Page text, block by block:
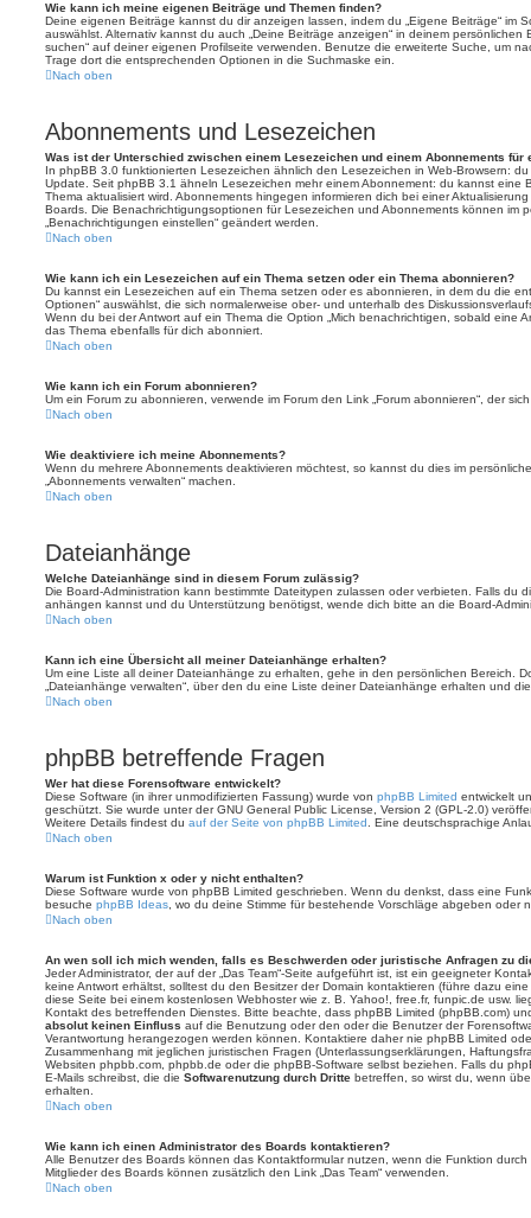
Wie kann ich meine eigenen Beiträge und Themen finden?
Deine eigenen Beiträge kannst du dir anzeigen lassen, indem du „Eigene Beiträge“ im
auswählst. Alternativ kannst du auch „Deine Beiträge anzeigen“ in deinem persönlichen
suchen“ auf deiner eigenen Profilseite verwenden. Benutze die erweiterte Suche, um
Trage dort die entsprechenden Optionen in die Suchmaske ein.
Nach oben
Abonnements und Lesezeichen
Was ist der Unterschied zwischen einem Lesezeichen und einem Abonnements für
In phpBB 3.0 funktionierten Lesezeichen ähnlich den Lesezeichen in Web-Browsern:
Update. Seit phpBB 3.1 ähneln Lesezeichen mehr einem Abonnement: du kannst eine
Thema aktualisiert wird. Abonnements hingegen informieren dich bei einer
Boards. Die Benachrichtigungsoptionen für Lesezeichen und Abonnements können im
„Benachrichtigungen einstellen“ geändert werden.
Nach oben
Wie kann ich ein Lesezeichen auf ein Thema setzen oder ein Thema abonnieren?
Du kannst ein Lesezeichen auf ein Thema setzen oder es abonnieren, in dem du die
Optionen“ auswählst, die sich normalerweise ober- und unterhalb des
Wenn du bei der Antwort auf ein Thema die Option „Mich benachrichtigen, sobald eine
das Thema ebenfalls für dich abonniert.
Nach oben
Wie kann ich ein Forum abonnieren?
Um ein Forum zu abonnieren, verwende im Forum den Link „Forum abonnieren“, der
Nach oben
Wie deaktiviere ich meine Abonnements?
Wenn du mehrere Abonnements deaktivieren möchtest, so kannst du dies im
„Abonnements verwalten“ machen.
Nach oben
Dateianhänge
Welche Dateianhänge sind in diesem Forum zulässig?
Die Board-Administration kann bestimmte Dateitypen zulassen oder verbieten. Falls du
anhängen kannst und du Unterstützung benötigst, wende dich bitte an die Board-
Nach oben
Kann ich eine Übersicht all meiner Dateianhänge erhalten?
Um eine Liste all deiner Dateianhänge zu erhalten, gehe in den persönlichen Bereich.
„Dateianhänge verwalten“, über den du eine Liste deiner Dateianhänge erhalten und
Nach oben
phpBB betreffende Fragen
Wer hat diese Forensoftware entwickelt?
Diese Software (in ihrer unmodifizierten Fassung) wurde von phpBB Limited entwickelt
geschützt. Sie wurde unter der GNU General Public License, Version 2 (GPL-2.0)
Weitere Details findest du auf der Seite von phpBB Limited . Eine deutschsprachige
Nach oben
Warum ist Funktion x oder y nicht enthalten?
Diese Software wurde von phpBB Limited geschrieben. Wenn du denkst, dass eine
besuche phpBB Ideas , wo du deine Stimme für bestehende Vorschläge abgeben oder
Nach oben
An wen soll ich mich wenden, falls es Beschwerden oder juristische Anfragen zu
Jeder Administrator, der auf der „Das Team“-Seite aufgeführt ist, ist ein geeigneter
keine Antwort erhältst, solltest du den Besitzer der Domain kontaktieren (führe dazu eine
diese Seite bei einem kostenlosen Webhoster wie z. B. Yahoo!, free.fr, funpic.de usw.
Kontakt des betreffenden Dienstes. Bitte beachte, dass phpBB Limited (phpBB.com)
absolut keinen Einfluss auf die Benutzung oder den oder die Benutzer der
Verantwortung herangezogen werden können. Kontaktiere daher nie phpBB Limited
Zusammenhang mit jeglichen juristischen Fragen (Unterlassungserklärungen,
Websiten phpbb.com, phpbb.de oder die phpBB-Software selbst beziehen. Falls du
E-Mails schreibst, die die Softwarenutzung durch Dritte betreffen, so wirst du, wenn
erhalten.
Nach oben
Wie kann ich einen Administrator des Boards kontaktieren?
Alle Benutzer des Boards können das Kontaktformular nutzen, wenn die Funktion
Mitglieder des Boards können zusätzlich den Link „Das Team“ verwenden.
Nach oben